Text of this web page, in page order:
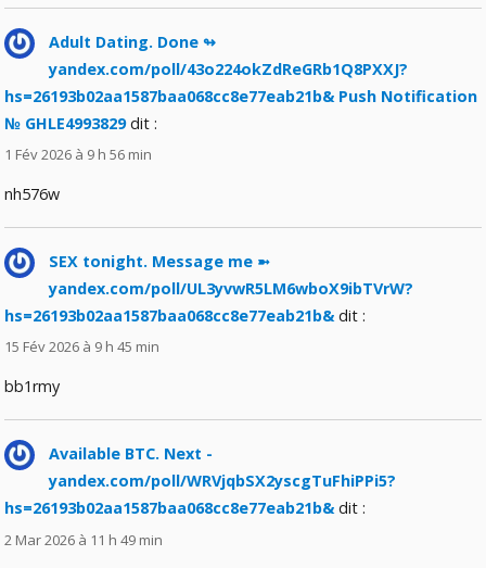
Adult Dating. Done ↬
yandex.com/poll/43o224okZdReGRb1Q8PXXJ?
hs=26193b02aa1587baa068cc8e77eab21b& Push Notification
№ GHLE4993829 dit :
1 Fév 2026 à 9 h 56 min
nh576w
SEX tonight. Message me ➼
yandex.com/poll/UL3yvwR5LM6wboX9ibTVrW?
hs=26193b02aa1587baa068cc8e77eab21b& dit :
15 Fév 2026 à 9 h 45 min
bb1rmy
Available BTC. Next -
yandex.com/poll/WRVjqbSX2yscgTuFhiPPi5?
hs=26193b02aa1587baa068cc8e77eab21b& dit :
2 Mar 2026 à 11 h 49 min